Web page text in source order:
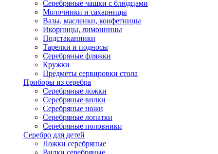
Серебряные чашки с блюдцами
Молочники и сахарницы
Вазы, масленки, конфетницы
Икорницы, лимонницы
Подстаканники
Тарелки и подносы
Серебряные фляжки
Кружки
Предметы сервировки стола
Приборы из серебра
Серебряные ложки
Серебряные вилки
Серебряные ножи
Серебряные лопатки
Серебряные половники
Серебро для детей
Ложки серебряные
Вилки серебряные